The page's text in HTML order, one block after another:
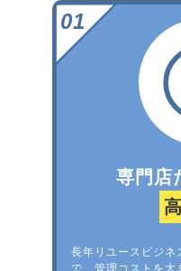
専門店
長年リユースビジネ